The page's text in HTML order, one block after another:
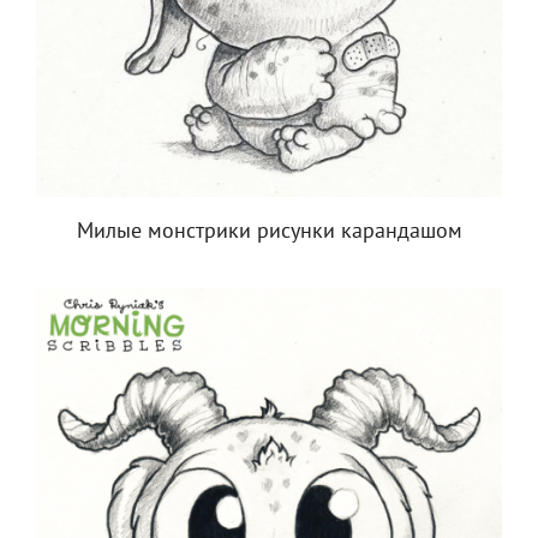
Милые монстрики рисунки карандашом